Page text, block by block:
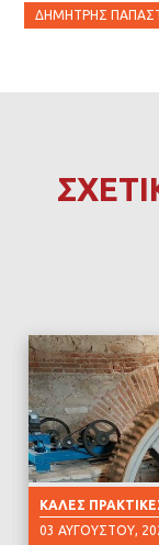
ΔΗΜΗΤΡΗΣ
ΚΑΛΈΣ
03 ΑΥΓΟΎΣΤΟΥ,